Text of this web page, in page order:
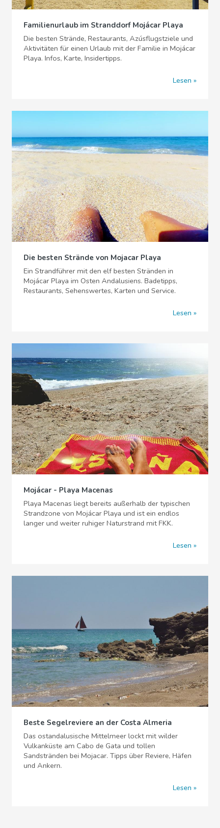
Familienurlaub im Stranddorf Mojácar Playa
Die besten Strände, Restaurants, Azúsflugstziele und
Aktivitäten für einen Urlaub mit der Familie in Mojácar
Playa. Infos, Karte, Insidertipps.
Lesen
Die besten Strände von Mojacar Playa
Ein Strandführer mit den elf besten Stränden in
Mojácar Playa im Osten Andalusiens. Badetipps,
Restaurants, Sehenswertes, Karten und Service.
Lesen
Mojácar - Playa Macenas
Playa Macenas liegt bereits außerhalb der typischen
Strandzone von Mojácar Playa und ist ein endlos
langer und weiter ruhiger Naturstrand mit FKK.
Lesen
Beste Segelreviere an der Costa Almeria
Das ostandalusische Mittelmeer lockt mit wilder
Vulkanküste am Cabo de Gata und tollen
Sandstränden bei Mojacar. Tipps über Reviere, Häfen
und Ankern.
Lesen